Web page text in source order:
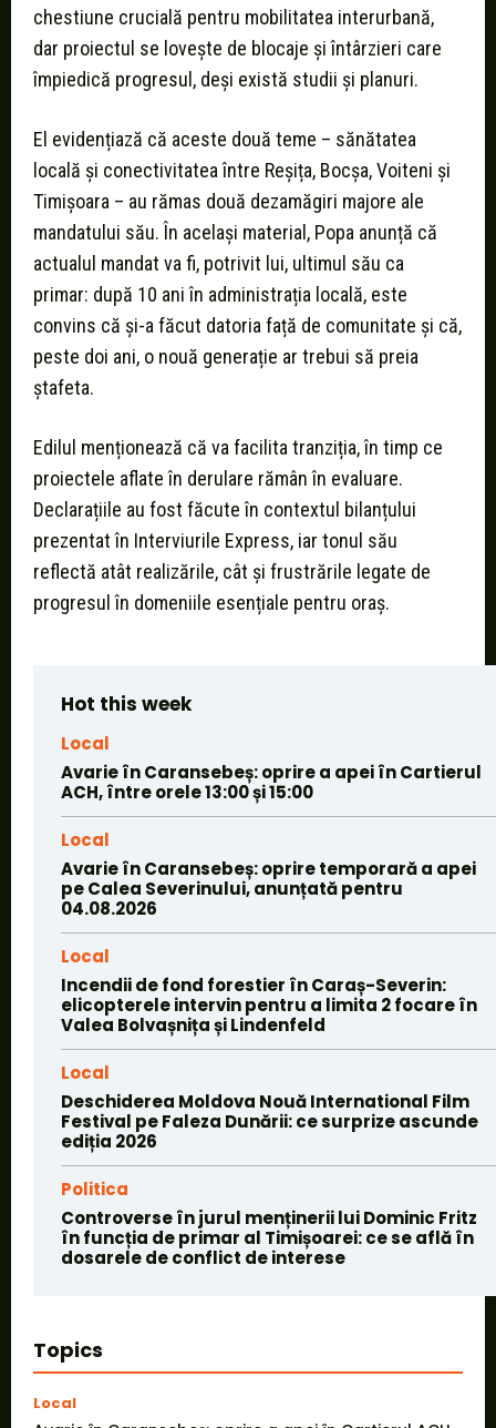
chestiune crucială pentru mobilitatea interurbană,
dar proiectul se lovește de blocaje și întârzieri care
împiedică progresul, deși există studii și planuri.
El evidențiază că aceste două teme – sănătatea
locală și conectivitatea între Reșița, Bocșa, Voiteni și
Timișoara – au rămas două dezamăgiri majore ale
mandatului său. În același material, Popa anunță că
actualul mandat va fi, potrivit lui, ultimul său ca
primar: după 10 ani în administrația locală, este
convins că și-a făcut datoria față de comunitate și că,
peste doi ani, o nouă generație ar trebui să preia
ștafeta.
Edilul menționează că va facilita tranziția, în timp ce
proiectele aflate în derulare rămân în evaluare.
Declarațiile au fost făcute în contextul bilanțului
prezentat în Interviurile Express, iar tonul său
reflectă atât realizările, cât și frustrările legate de
progresul în domeniile esențiale pentru oraș.
Hot this week
Local
Avarie în Caransebeș: oprire a apei în Cartierul
ACH, între orele 13:00 și 15:00
Local
Avarie în Caransebeș: oprire temporară a apei
pe Calea Severinului, anunțată pentru
04.08.2026
Local
Incendii de fond forestier în Caraș-Severin:
elicopterele intervin pentru a limita 2 focare în
Valea Bolvașnița și Lindenfeld
Local
Deschiderea Moldova Nouă International Film
Festival pe Faleza Dunării: ce surprize ascunde
ediția 2026
Politica
Controverse în jurul menținerii lui Dominic Fritz
în funcția de primar al Timișoarei: ce se află în
dosarele de conflict de interese
Topics
Local